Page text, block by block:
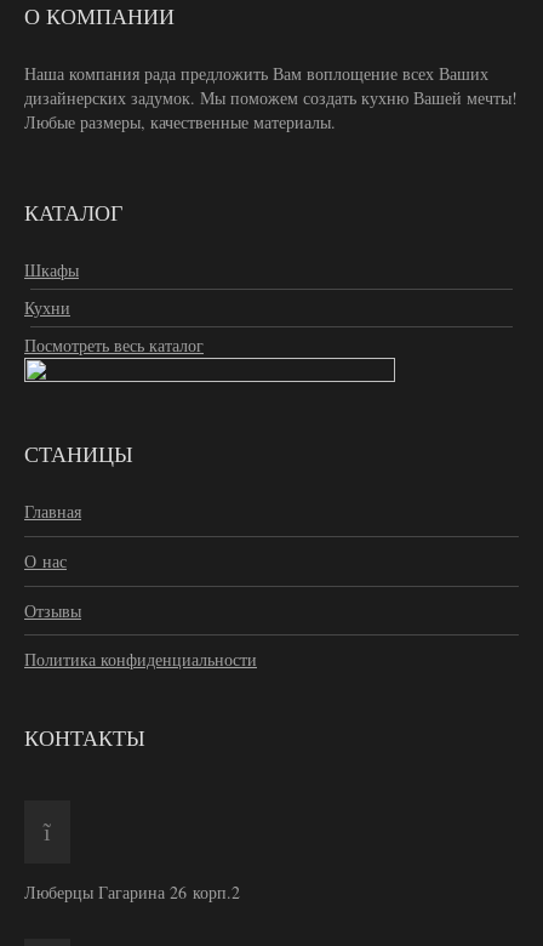
О КОМПАНИИ
Наша компания рада предложить Вам воплощение всех Ваших
дизайнерских задумок. Мы поможем создать кухню Вашей мечты!
Любые размеры, качественные материалы.
КАТАЛОГ
Шкафы
Кухни
Посмотреть весь каталог
СТАНИЦЫ
Главная
О нас
Отзывы
Политика конфиденциальности
КОНТАКТЫ
Люберцы Гагарина 26 корп.2